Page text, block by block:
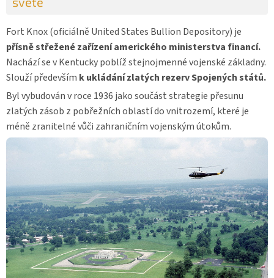
Fort Knox (oficiálně United States Bullion Depository) je
přísně střežené zařízení amerického ministerstva financí.
Nachází se v Kentucky poblíž stejnojmenné vojenské základny.
Slouží především k ukládání zlatých rezerv Spojených států.
Byl vybudován v roce 1936 jako součást strategie přesunu
zlatých zásob z pobřežních oblastí do vnitrozemí, které je
méně zranitelné vůči zahraničním vojenským útokům.